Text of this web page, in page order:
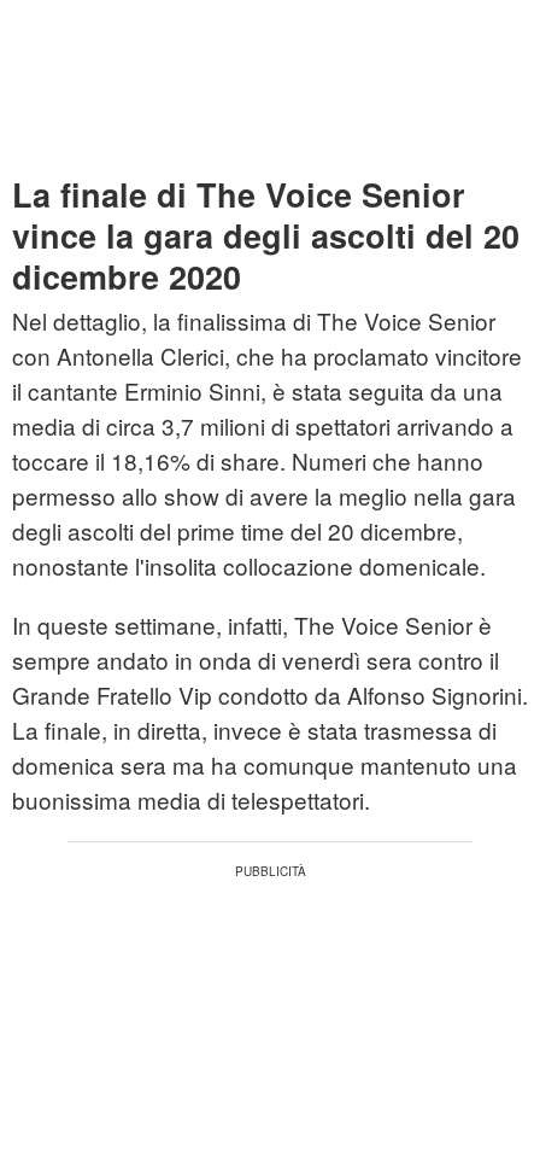
La finale di The Voice Senior
vince la gara degli ascolti del 20
dicembre 2020
Nel dettaglio, la finalissima di The Voice Senior
con Antonella Clerici, che ha proclamato vincitore
il cantante Erminio Sinni, è stata seguita da una
media di circa 3,7 milioni di spettatori arrivando a
toccare il 18,16% di share. Numeri che hanno
permesso allo show di avere la meglio nella gara
degli ascolti del prime time del 20 dicembre,
nonostante l'insolita collocazione domenicale.
In queste settimane, infatti, The Voice Senior è
sempre andato in onda di venerdì sera contro il
Grande Fratello Vip condotto da Alfonso Signorini.
La finale, in diretta, invece è stata trasmessa di
domenica sera ma ha comunque mantenuto una
buonissima media di telespettatori.